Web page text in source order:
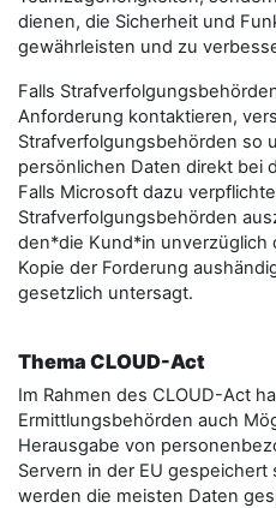
dienen, die Sicherheit und
gewährleisten und zu
Falls
Anforderung kontaktieren,
Strafverfolgungsbehörden so
persönlichen Daten direkt bei
Falls Microsoft dazu
Strafverfolgungsbehörden
den*die Kund*in unverzüglich
Kopie der Forderung
gesetzlich untersagt.
Thema CLOUD-Act
Im Rahmen des CLOUD-Act
Ermittlungsbehörden auch
Herausgabe von
Servern in der EU
werden die meisten Daten